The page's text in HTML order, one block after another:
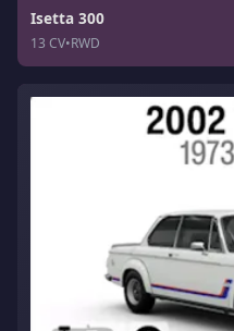
Isetta 300
13 CV•RWD